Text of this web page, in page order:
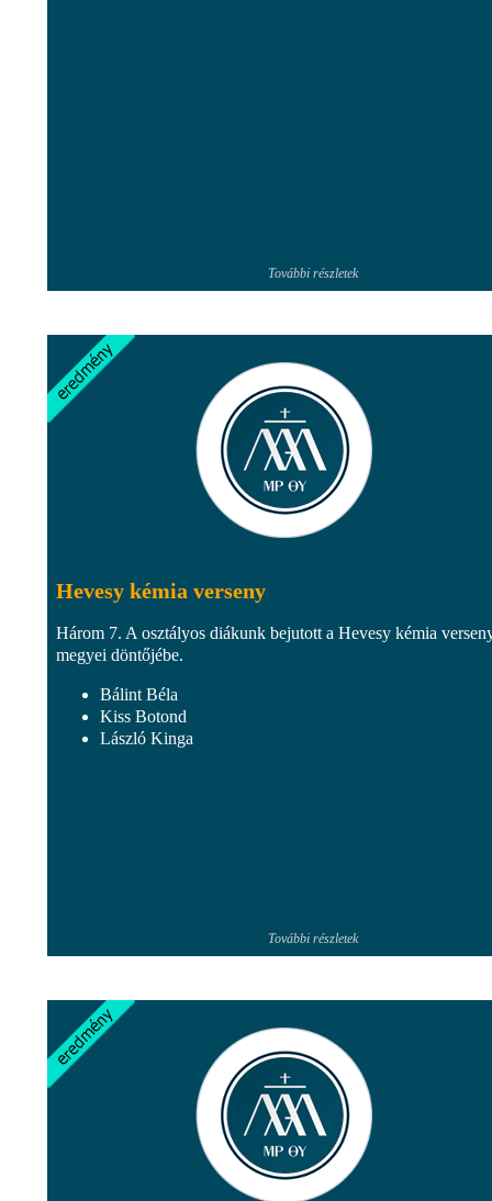
További részletek
Hevesy kémia verseny
Három 7. A osztályos diákunk bejutott a Hevesy kémia
megyei döntőjébe.
Bálint Béla
Kiss Botond
László Kinga
További részletek